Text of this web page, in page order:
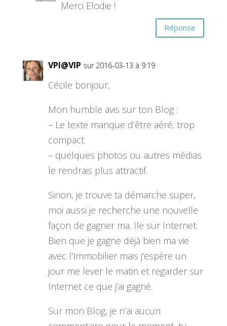
Merci Elodie !
Réponse
VPI@VIP sur 2016-03-13 à 9:19
Cécile bonjour,
Mon humble avis sur ton Blog :
– Le texte manque d’être aéré, trop
compact.
– quelques photos ou autres médias
le rendrais plus attractif.
Sinon, je trouve ta démarche super,
moi aussi je recherche une nouvelle
façon de gagner ma. Ile sur Internet.
Bien que je gagne déjà bien ma vie
avec l’Immobilier mais j’espère un
jour me lever le matin et regarder sur
Internet ce que j’ai gagné.
Sur mon Blog, je n’ai aucun